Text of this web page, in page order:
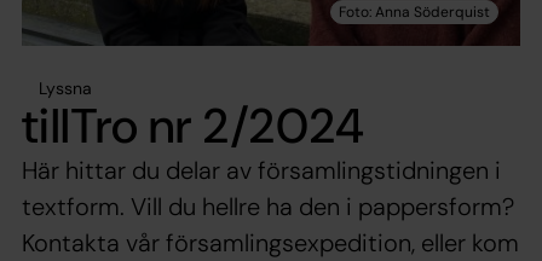
Lyssna
tillTro nr 2/2024
Här hittar du delar av församlingstidningen i
textform. Vill du hellre ha den i pappersform?
Kontakta vår församlingsexpedition, eller kom